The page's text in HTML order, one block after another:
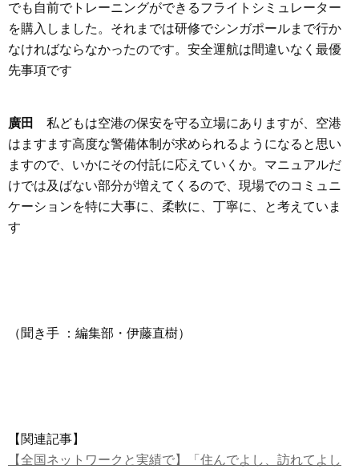
でも自前でトレーニングができるフライトシミュレーター
を購入しました。それまでは研修でシンガポールまで行か
なければならなかったのです。安全運航は間違いなく最優
先事項です
廣田
私どもは空港の保安を守る立場にありますが、空港
はますます高度な警備体制が求められるようになると思い
ますので、いかにその付託に応えていくか。マニュアルだ
けでは及ばない部分が増えてくるので、現場でのコミュニ
ケーションを特に大事に、柔軟に、丁寧に、と考えていま
す
（聞き手 ：編集部・伊藤直樹）
【関連記事】
【全国ネットワークと実績で】「住んでよし、訪れてよし